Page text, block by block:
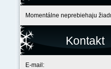
Momentálne neprebiehaju
Kontakt
E-mail: